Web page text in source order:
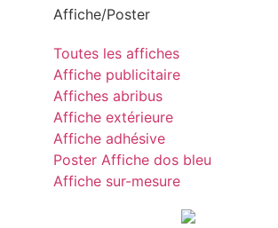
Affiche/Poster
Toutes les affiches
Affiche publicitaire
Affiches abribus
Affiche extérieure
Affiche adhésive
Poster Affiche dos bleu
Affiche sur-mesure